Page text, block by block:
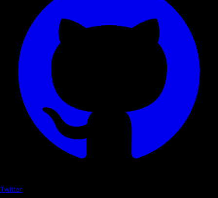
Twitter